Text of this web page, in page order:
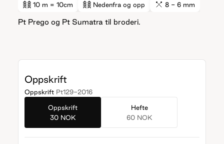
10 m = 10cm Nedenfra og opp 8 - 6 mm
Pt Prego og Pt Sumatra til broderi.
Oppskrift
Oppskrift Pt129-2016
Oppskrift
30 NOK
Hefte
60 NOK